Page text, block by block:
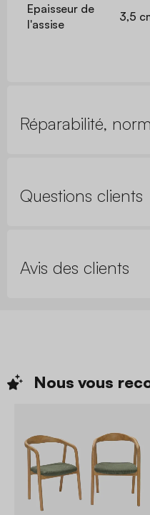
Epaisseur de
l'assise
3,5
Réparabilité,
Questions clients
Avis des clients
Nous vous